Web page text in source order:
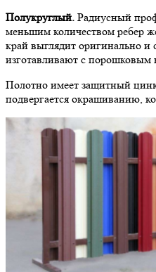
Полукруглый. Радиусный
меньшим количеством ребер
край выглядит оригинально
изготавливают с порошковым
Полотно имеет защитный
подвергается окрашиванию,